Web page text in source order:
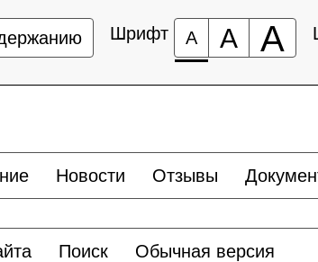
Шрифт А А А
Новости Отзывы
Поиск Обычная версия